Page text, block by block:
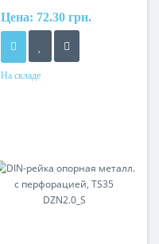
Цена: 72.30 грн.
На складе